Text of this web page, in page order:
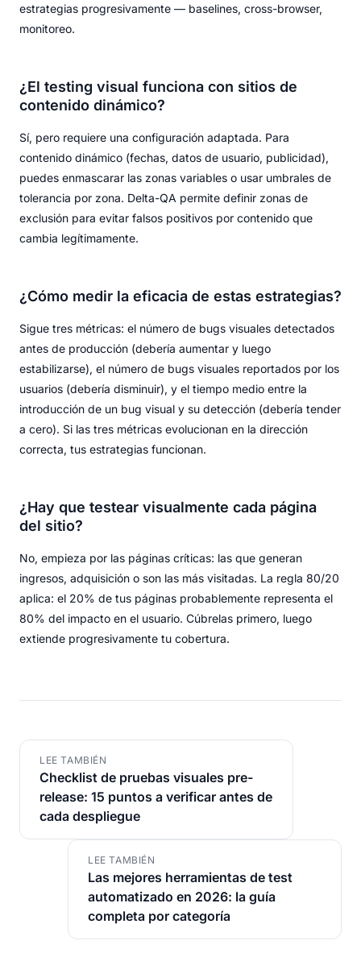
estrategias progresivamente — baselines, cross-browser,
monitoreo.
¿El testing visual funciona con sitios de
contenido dinámico?
Sí, pero requiere una configuración adaptada. Para
contenido dinámico (fechas, datos de usuario, publicidad),
puedes enmascarar las zonas variables o usar umbrales de
tolerancia por zona. Delta-QA permite definir zonas de
exclusión para evitar falsos positivos por contenido que
cambia legítimamente.
¿Cómo medir la eficacia de estas estrategias?
Sigue tres métricas: el número de bugs visuales detectados
antes de producción (debería aumentar y luego
estabilizarse), el número de bugs visuales reportados por los
usuarios (debería disminuir), y el tiempo medio entre la
introducción de un bug visual y su detección (debería tender
a cero). Si las tres métricas evolucionan en la dirección
correcta, tus estrategias funcionan.
¿Hay que testear visualmente cada página
del sitio?
No, empieza por las páginas críticas: las que generan
ingresos, adquisición o son las más visitadas. La regla 80/20
aplica: el 20% de tus páginas probablemente representa el
80% del impacto en el usuario. Cúbrelas primero, luego
extiende progresivamente tu cobertura.
LEE TAMBIÉN
Checklist de pruebas visuales pre-
release: 15 puntos a verificar antes de
cada despliegue
LEE TAMBIÉN
Las mejores herramientas de test
automatizado en 2026: la guía
completa por categoría